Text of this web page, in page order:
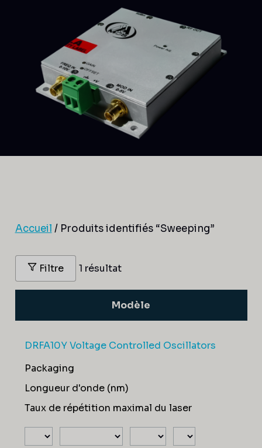
Accueil / Produits identifiés “Sweeping”
Filtre 1 résultat
Modèle
DRFA10Y Voltage Controlled Oscillators
Packaging
Longueur d'onde (nm)
Taux de répétition maximal du laser